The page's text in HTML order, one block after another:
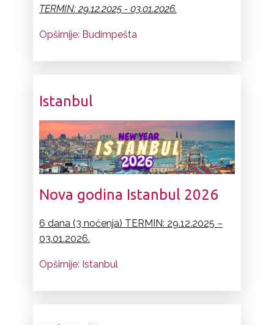
TERMIN: 29.12.2025 - 03.01.2026.
Opširnije: Budimpešta
Istanbul
Nova godina Istanbul 2026
6 dana (3 noćenja) TERMIN: 29.12.2025 –
03.01.2026.
Opširnije: Istanbul